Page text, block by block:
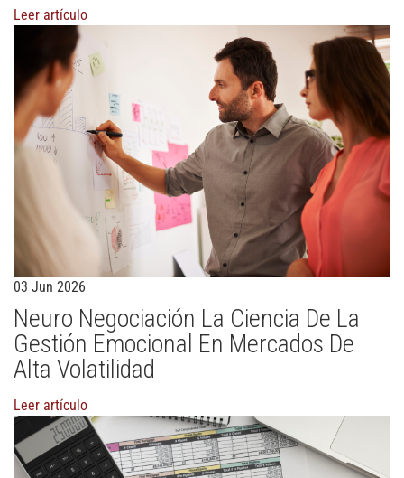
Leer artículo
03 Jun 2026
Neuro Negociación La Ciencia De La
Gestión Emocional En Mercados De
Alta Volatilidad
Leer artículo